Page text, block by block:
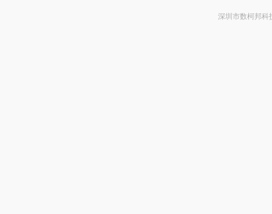
深圳市数柯邦科